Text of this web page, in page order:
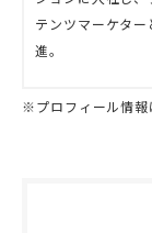
テンツマーケタ
進。
※プロフィール情報